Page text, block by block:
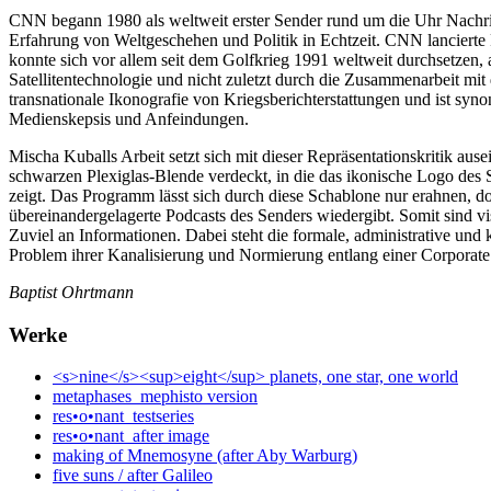
CNN begann 1980 als weltweit erster Sender rund um die Uhr
Erfahrung von Weltgeschehen und Politik in Echtzeit. CNN
konnte sich vor allem seit dem Golfkrieg 1991 weltweit
Satellitentechnologie und nicht zuletzt durch die Zusammenarbeit
transnationale Ikonografie von Kriegsberichterstattungen und ist
Medienskepsis und Anfeindungen.
Mischa Kuballs Arbeit setzt sich mit dieser Repräsentationskritik
schwarzen Plexiglas-Blende verdeckt, in die das ikonische Logo
zeigt. Das Programm lässt sich durch diese Schablone nur
übereinandergelagerte Podcasts des Senders wiedergibt. Somit sind
Zuviel an Informationen. Dabei steht die formale, administrative
Problem ihrer Kanalisierung und Normierung entlang einer
Baptist Ohrtmann
Werke
<s>nine</s><sup>eight</sup> planets, one star, one world
metaphases_mephisto version
res•o•nant_testseries
res•o•nant_after image
making of Mnemosyne (after Aby Warburg)
five suns / after Galileo